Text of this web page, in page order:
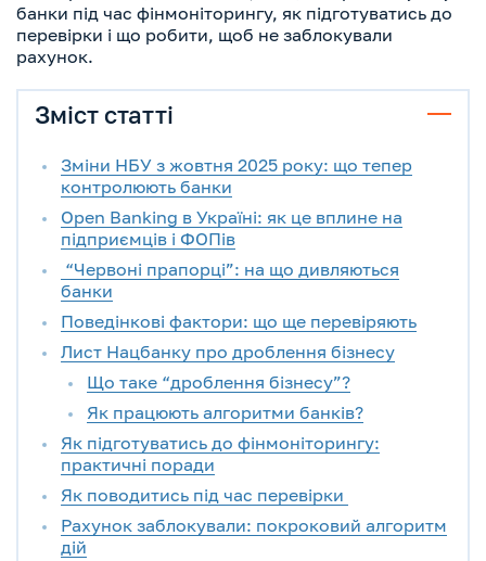
банки під час фінмоніторингу, як підготуватись до
перевірки і що робити, щоб не заблокували
рахунок.
Зміст статті
Зміни НБУ з жовтня 2025 року: що тепер
контролюють банки
Open Banking в Україні: як це вплине на
підприємців і ФОПів
“Червоні прапорці”: на що дивляються
банки
Поведінкові фактори: що ще перевіряють
Лист Нацбанку про дроблення бізнесу
Що таке “дроблення бізнесу”?
Як працюють алгоритми банків?
Як підготуватись до фінмоніторингу:
практичні поради
Як поводитись під час перевірки
Рахунок заблокували: покроковий алгоритм
дій